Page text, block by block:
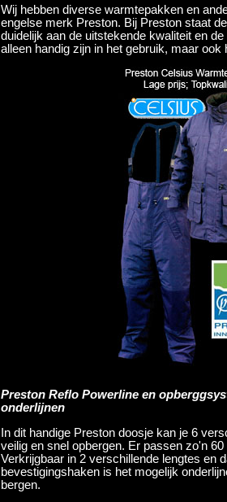
Wij hebben diverse warmtepakken en
engelse merk Preston. Bij Preston staat
duidelijk aan de uitstekende kwaliteit en
alleen handig zijn in het gebruik, maar ook
Preston Reflo Powerline en
onderlijnen
In dit handige Preston doosje kan je 6
veilig en snel opbergen. Er passen zo'n
Verkrijgbaar in 2 verschillende lengtes en
bevestigingshaken is het mogelijk
bergen.